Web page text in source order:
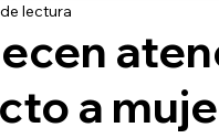
a
lectura